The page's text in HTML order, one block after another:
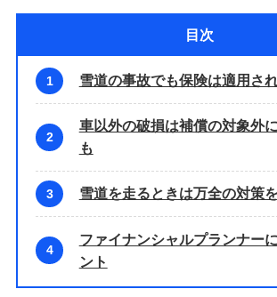
目次
1 雪道の事故でも保険は適用され
2
車以外の破損は補償の対象外
も
3 雪道を走るときは万全の対策を
4
ファイナンシャルプランナー
ント